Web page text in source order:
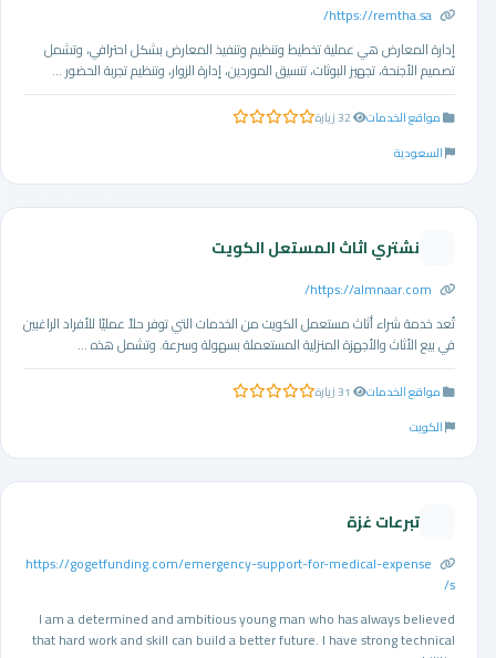
https://remtha.sa/
إدارة المعارض هي عملية تخطيط وتنظيم وتنفيذ المعارض بشكل احترافي، وتشمل
تصميم الأجنحة، تجهيز البوثات، تنسيق الموردين، إدارة الزوار، وتنظيم تجربة الحضور ...
مواقع الخدمات 0.0 من 5 نجوم
السعودية
نشتري اثاث المستعل الكويت
https://almnaar.com/
تُعد خدمة شراء أثاث مستعمل الكويت من الخدمات التي توفر حلاً عمليًا للأفراد الراغبين
في بيع الأثاث والأجهزة المنزلية المستعملة بسهولة وسرعة. وتشمل هذه ...
مواقع الخدمات 0.0 من 5 نجوم
الكويت
تبرعات غزة
https://gogetfunding.com/emergency-support-for-medical-expense
s/
I am a determined and ambitious young man who has always believed
that hard work and skill can build a better future. I have strong technical